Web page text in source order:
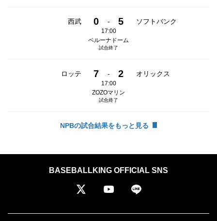
西武 0 - 5 ソフトバンク
17:00
ベルーナドーム
試合終了
ロッテ 7 - 2 オリックス
17:00
ZOZOマリン
試合終了
NPBの試合結果をもっと見る
BASEBALLKING OFFICIAL SNS